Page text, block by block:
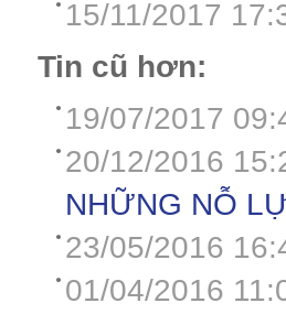
15/11/2017
Tin cũ hơn:
19/07/2017
20/12/2016
NHỮNG NỖ
23/05/2016
01/04/2016